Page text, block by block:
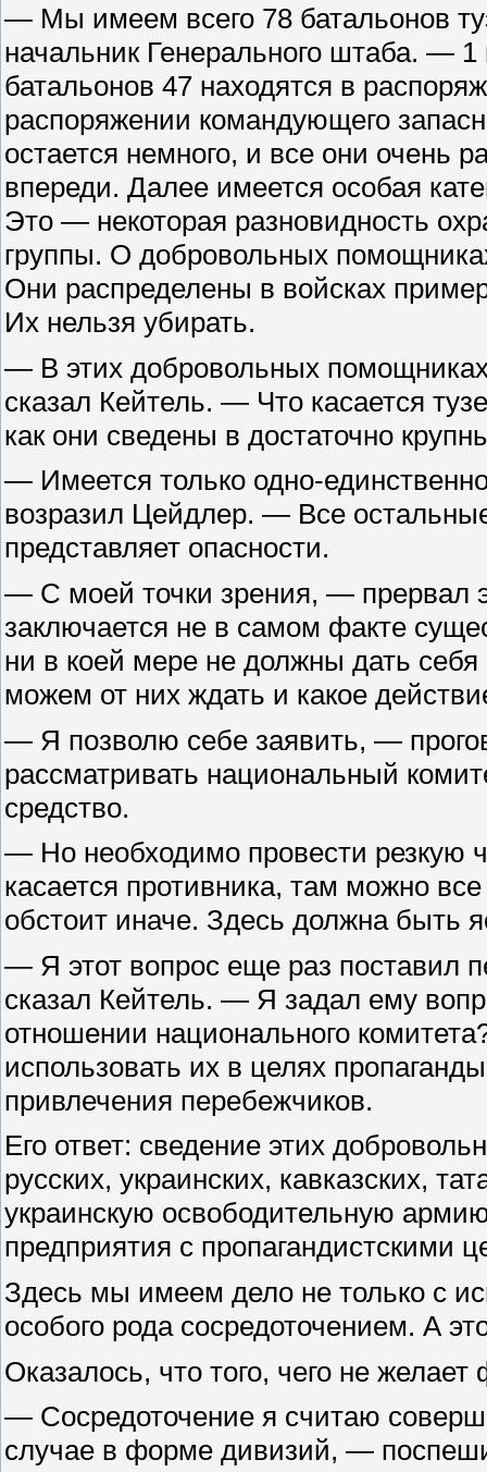
— Мы имеем всего 78 батальонов
начальник Генерального штаба. —
батальонов 47 находятся в
распоряжении командующего
остается немного, и все они очень
впереди. Далее имеется особая
Это — некоторая разновидность
группы. О добровольных
Они распределены в войсках
Их нельзя убирать.
— В этих добровольных
сказал Кейтель. — Что касается
как они сведены в достаточно
— Имеется только одно-
возразил Цейдлер. — Все
представляет опасности.
— С моей точки зрения, — прервал
заключается не в самом факте
ни в коей мере не должны дать
можем от них ждать и какое
— Я позволю себе заявить, —
рассматривать национальный
средство.
— Но необходимо провести резкую
касается противника, там можно
обстоит иначе. Здесь должна быть
— Я этот вопрос еще раз поставил
сказал Кейтель. — Я задал ему
отношении национального
использовать их в целях
привлечения перебежчиков.
Его ответ: сведение этих
русских, украинских, кавказских,
украинскую освободительную
предприятия с пропагандистскими
Здесь мы имеем дело не только с
особого рода сосредоточением. А
Оказалось, что того, чего не
— Сосредоточение я считаю
случае в форме дивизий, —